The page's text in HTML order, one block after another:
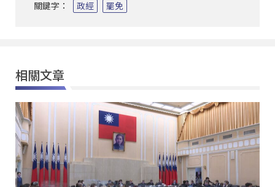
關鍵字： 政經 罷免
相關文章